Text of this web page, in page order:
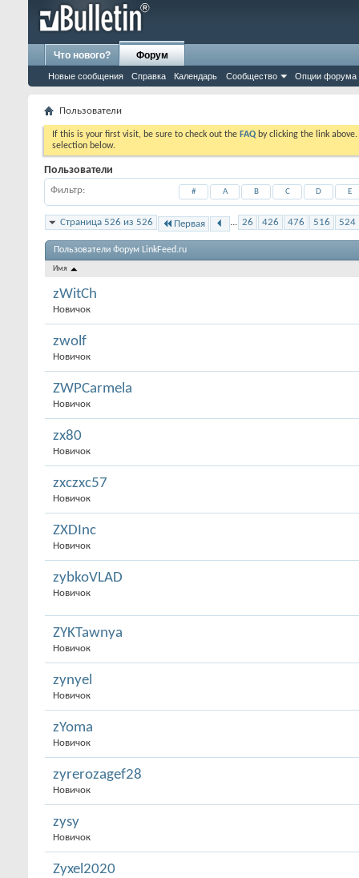
Что нового? Форум
Новые сообщения Справка Календарь Сообщество Опции форума
Пользователи
If this is your first visit, be sure to check out the FAQ by clicking the link
selection below.
Пользователи
Фильтр # A B C D E
Страница 526 из 526 Первая ... 26 426 476 516 524
Пользователи Форум LinkFeed.ru
Имя
zWitCh
Новичок
zwolf
Новичок
ZWPCarmela
Новичок
zx80
Новичок
zxczxc57
Новичок
ZXDInc
Новичок
zybkoVLAD
Новичок
ZYKTawnya
Новичок
zynyel
Новичок
zYoma
Новичок
zyrerozagef28
Новичок
zysy
Новичок
Zyxel2020